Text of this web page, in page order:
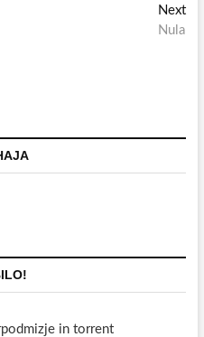
Next
Nula
in torrent